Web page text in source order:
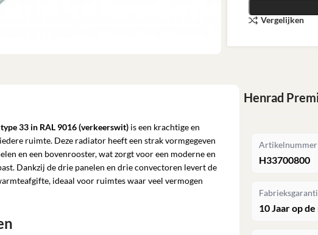
Vergelijken
33 in RAL 9016 (verkeerswit) is een krachtige en
ruimte. Deze radiator heeft een strak vormgegeven
en een bovenrooster, wat zorgt voor een moderne en
Dankzij de drie panelen en drie convectoren levert de
ideaal voor ruimtes waar veel vermogen
Henrad
Artikelnummer
H33700800
10 Jaar op